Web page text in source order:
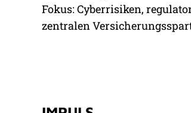
Fokus: Cyberrisiken,
zentralen